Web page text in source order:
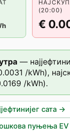
(20:00)
€
—
/kWh),
/kWh).
сата →
пуњења EV